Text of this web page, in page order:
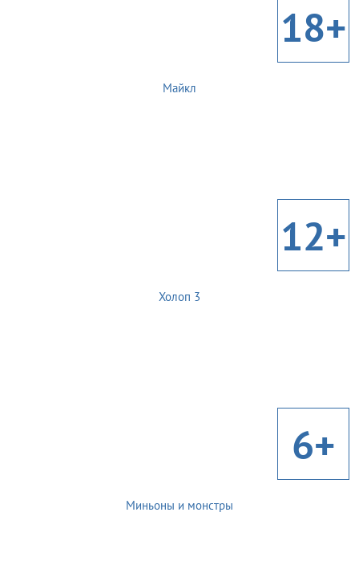
18+
Майкл
12+
Холоп 3
6+
Миньоны и монстры